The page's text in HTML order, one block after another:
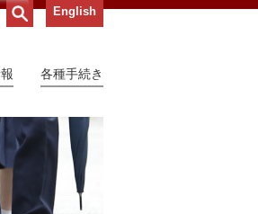
English
各種手続き